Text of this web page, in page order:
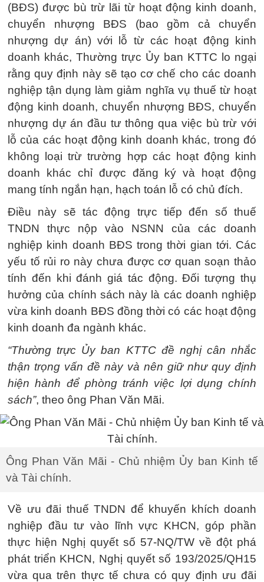
(BĐS) được bù trừ lãi từ hoạt động kinh doanh,
chuyển nhượng BĐS (bao gồm cả chuyển
nhượng dự án) với lỗ từ các hoạt động kinh
doanh khác, Thường trực Ủy ban KTTC lo ngại
rằng quy định này sẽ tạo cơ chế cho các doanh
nghiệp tận dụng làm giảm nghĩa vụ thuế từ hoạt
động kinh doanh, chuyển nhượng BĐS, chuyển
nhượng dự án đầu tư thông qua việc bù trừ với
lỗ của các hoạt động kinh doanh khác, trong đó
không loại trừ trường hợp các hoạt động kinh
doanh khác chỉ được đăng ký và hoạt động
mang tính ngắn hạn, hạch toán lỗ có chủ đích.
Điều này sẽ tác động trực tiếp đến số thuế
TNDN thực nộp vào NSNN của các doanh
nghiệp kinh doanh BĐS trong thời gian tới. Các
yếu tố rủi ro này chưa được cơ quan soạn thảo
tính đến khi đánh giá tác động. Đối tượng thụ
hưởng của chính sách này là các doanh nghiệp
vừa kinh doanh BĐS đồng thời có các hoạt động
kinh doanh đa ngành khác.
“Thường trực Ủy ban KTTC đề nghị cân nhắc
thận trọng vấn đề này và nên giữ như quy định
hiện hành để phòng tránh việc lợi dụng chính
sách”, theo ông Phan Văn Mãi.
Ông Phan Văn Mãi - Chủ nhiệm Ủy ban Kinh tế
và Tài chính.
Về ưu đãi thuế TNDN để khuyến khích doanh
nghiệp đầu tư vào lĩnh vực KHCN, góp phần
thực hiện Nghị quyết số 57-NQ/TW về đột phá
phát triển KHCN, Nghị quyết số 193/2025/QH15
vừa qua trên thực tế chưa có quy định ưu đãi